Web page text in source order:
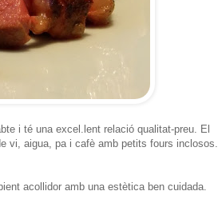
i té una excel.lent relació qualitat-preu. El
vi, aigua, pa i cafè amb petits fours inclosos.
acollidor amb una estètica ben cuidada.